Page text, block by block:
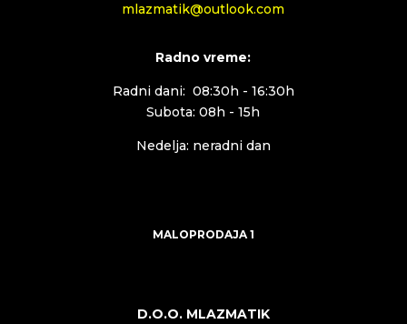
mlazmatik@outlook.com
Radno vreme:
Radni dani: 08:30h - 16:30h
Subota: 08h - 15h
Nedelja: neradni dan
MALOPRODAJA 1
D.O.O. MLAZMATIK